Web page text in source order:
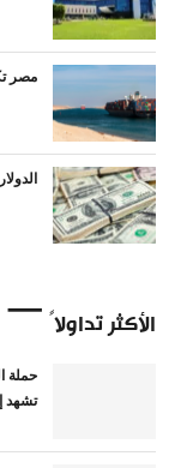
مصر
الأكثر تداولاً
حملة
تشهد